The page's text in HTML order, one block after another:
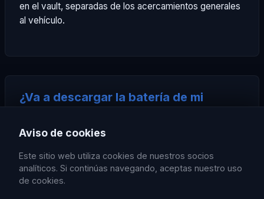
en el vault, separadas de los acercamientos generales
al vehículo.
¿Va a descargar la batería de mi
Cybertruck?
Sentry Pro utiliza el sistema de modo centinela
insignificante para las notificaciones. La gran batería
del Cybertruck lo asume sin problemas.
Aviso de cookies
Este sitio web utiliza cookies de nuestros socios
analíticos. Si continúas navegando, aceptas nuestro uso
de cookies.